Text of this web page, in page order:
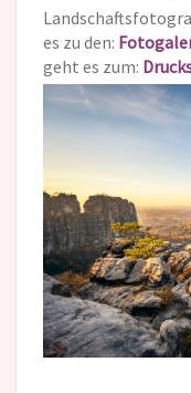
es zu den:
geht es zum: